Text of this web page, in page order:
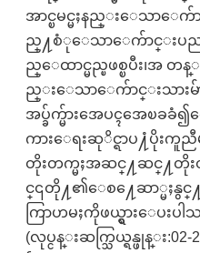
အာင္ၿမင္မႈနည္းေသာေက်
ည္႔စံုေသာေက်ာင္းပညာေ
ည္ေထာင္မည္ၿဖစ္ၿပီး၊အ တ
ည္းေသာေက်ာင္းသားမ်
အပ္ခ်က္မ်ားအေပၚအေၿခခံ
ကားေရးဆုိင္ရာပ႔ံပိုး
တိုးတက္မႈအဆင္႔ဆင္႔တိုး
င္၎တို႔၏ေစ႔ေဆာ္မႈနွင္
ကြာဟမႈကိုဖယ္ရွားေပးပါ
(လုပ္ငန္းဆက္သြယ္ရန္ဖုန္း